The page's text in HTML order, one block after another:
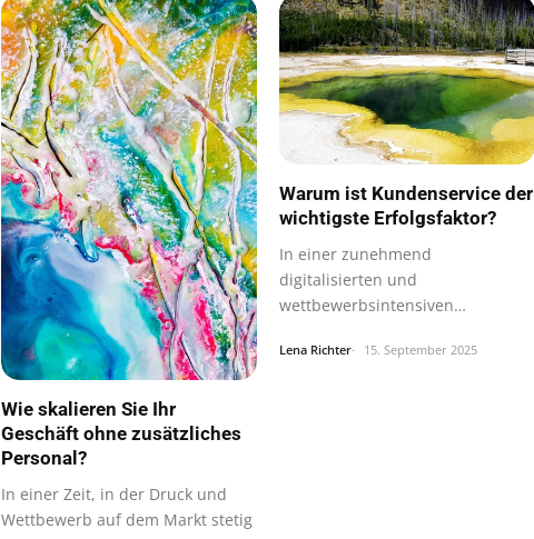
Wie skalieren Sie Ihr
Geschäft ohne zusätzliches
Personal?
In einer Zeit, in der Druck und
Wettbewerb auf dem Markt stetig
Warum ist Kundenservice der
wichtigste Erfolgsfaktor?
In einer zunehmend
digitalisierten und
wettbewerbsintensiven
Lena Richter 15. September 2025